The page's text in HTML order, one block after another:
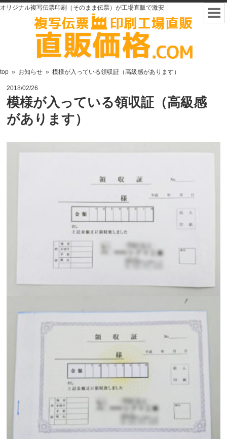
オリジナル複写伝票印刷（そのまま伝票）が工場直販で激安
top » お知らせ » 模様が入っている領収証（高級感があります）
2018/02/26
模様が入っている領収証（高級感
があります）